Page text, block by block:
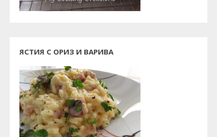
ЯСТИЯ С ОРИЗ И ВАРИВА